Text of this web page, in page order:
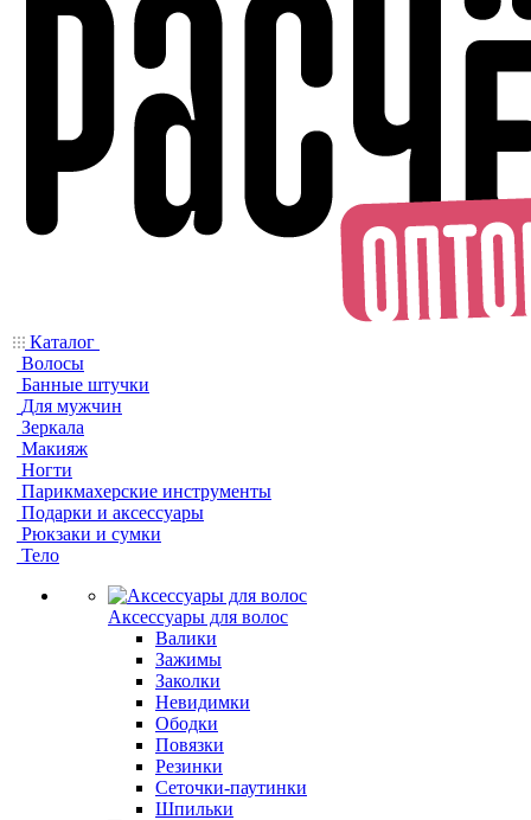
Каталог
Волосы
Банные штучки
Для мужчин
Зеркала
Макияж
Ногти
Парикмахерские инструменты
Подарки и аксессуары
Рюкзаки и сумки
Тело
Аксессуары для волос
Валики
Зажимы
Заколки
Невидимки
Ободки
Повязки
Резинки
Сеточки-паутинки
Шпильки